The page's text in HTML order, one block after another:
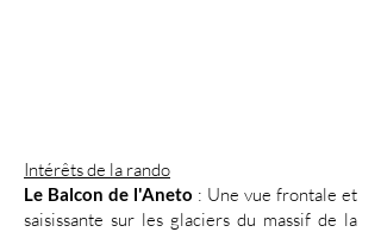
Intérêts de la rando
Le Balcon de l'Aneto : Une vue frontale et
saisissante sur les glaciers du massif de la